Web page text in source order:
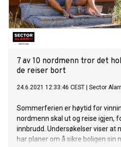
7 av 10 nordmenn tror det
de reiser bort
24.6.2021 12:33:46 CEST Sector
Sommerferien er høytid for
nordmenn skal ut og reise igjen,
innbrudd. Undersøkelser viser at
har planer om å sikre boligen sin